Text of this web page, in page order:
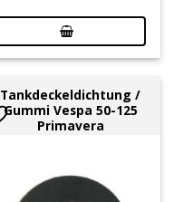
Tankdeckeldichtung /
Gummi Vespa 50-125
Primavera